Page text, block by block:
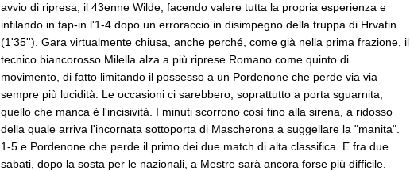
avvio di ripresa, il 43enne Wilde, facendo valere tutta la propria esperienza e
infilando in tap-in l'1-4 dopo un erroraccio in disimpegno della truppa di Hrvatin
(1'35''). Gara virtualmente chiusa, anche perché, come già nella prima frazione, il
tecnico biancorosso Milella alza a più riprese Romano come quinto di
movimento, di fatto limitando il possesso a un Pordenone che perde via via
sempre più lucidità. Le occasioni ci sarebbero, soprattutto a porta sguarnita,
quello che manca è l'incisività. I minuti scorrono così fino alla sirena, a ridosso
della quale arriva l'incornata sottoporta di Mascherona a suggellare la "manita".
1-5 e Pordenone che perde il primo dei due match di alta classifica. E fra due
sabati, dopo la sosta per le nazionali, a Mestre sarà ancora forse più difficile.